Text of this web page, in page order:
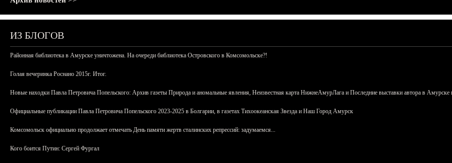
ИЗ БЛОГОВ
Районная библиотека в Амурске уничтожена. На очереди библиотека Островского в Комсомольске?!
Голая вечеринка Роснано 2015г. Итог.
Новые находки Павла Петровича Попельского: Архив газеты Природа и аномальные явления, Неизвестная карта НижнеАмурЛага и Последние выставки автора в Амурске
Официальные публикации Павла Петровича Попельского 2023-2025 в Болгарии, в газетах Тихоокеанская Звезда и Наш Город Амурск
Комсомольск официально продолжает отмечать День памяти жертв сталинских репрессий: задумаемся...
Кого боится Путин: Сергей Фургал